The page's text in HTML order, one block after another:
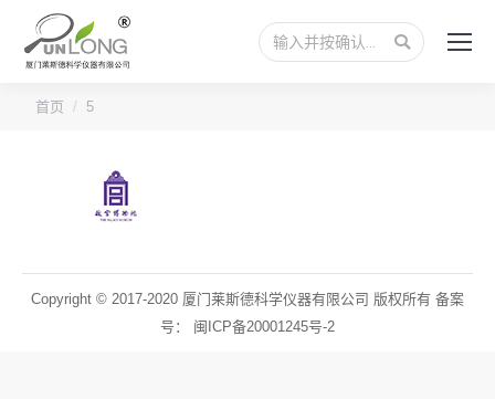
搜
索：
您的位置：
首页 5
Copyright © 2017-2020 厦门莱斯德科学仪器有限公司 版权所有 备案
号： 闽ICP备20001245号-2